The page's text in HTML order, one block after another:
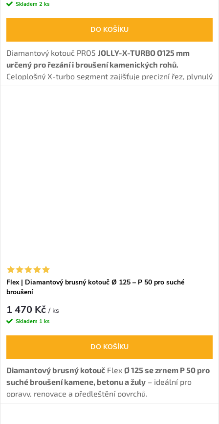
Skladem 2 ks
DO KOŠÍKU
Diamantový kotouč PRO5 JOLLY-X-TURBO Ø125 mm
určený pro řezání i broušení kamenických rohů.
Celoplošný X-turbo segment zajišťuje precizní řez, plynulý
chod a dokonalé sražení jolly hrany.
Flex | Diamantový brusný kotouč Ø 125 – P 50 pro suché
broušení
1 470 Kč/ ks
Skladem 1 ks
DO KOŠÍKU
Diamantový brusný kotouč Flex Ø 125 se zrnem P 50 pro
suché broušení kamene, betonu a žuly – ideální pro
opravy, renovace a předleštění povrchů.